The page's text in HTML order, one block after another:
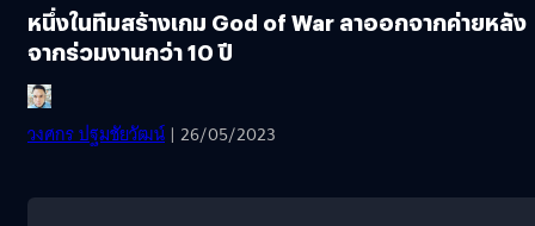
หนึ่งในทีมสร้างเกม God of War ลาออกจากค่ายหลัง
จากร่วมงานกว่า 10 ปี
วงศกร ปฐมชัยวัฒน์ | 26/05/2023